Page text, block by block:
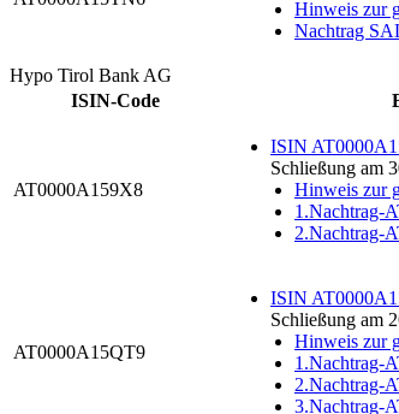
Hinweis zur
Nachtrag
Hypo Tirol Bank AG
ISIN-Code
AT0000A159X8
ISIN
Schließung am
Hinweis zur
1.Nachtrag-
2.Nachtrag-
AT0000A15QT9
ISIN
Schließung am
Hinweis zur
1.Nachtrag-
2.Nachtrag-
3.Nachtrag-